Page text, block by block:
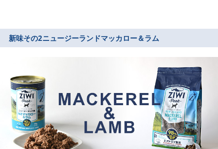
新味その2ニュージーランドマッカロー＆ラム